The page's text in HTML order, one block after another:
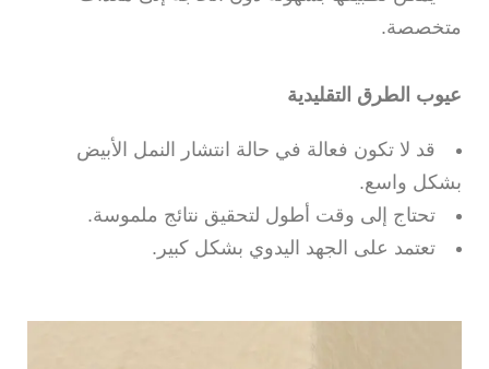
متخصصة.
عيوب الطرق التقليدية
قد لا تكون فعالة في حالة انتشار النمل الأبيض
بشكل واسع.
تحتاج إلى وقت أطول لتحقيق نتائج ملموسة.
تعتمد على الجهد اليدوي بشكل كبير.